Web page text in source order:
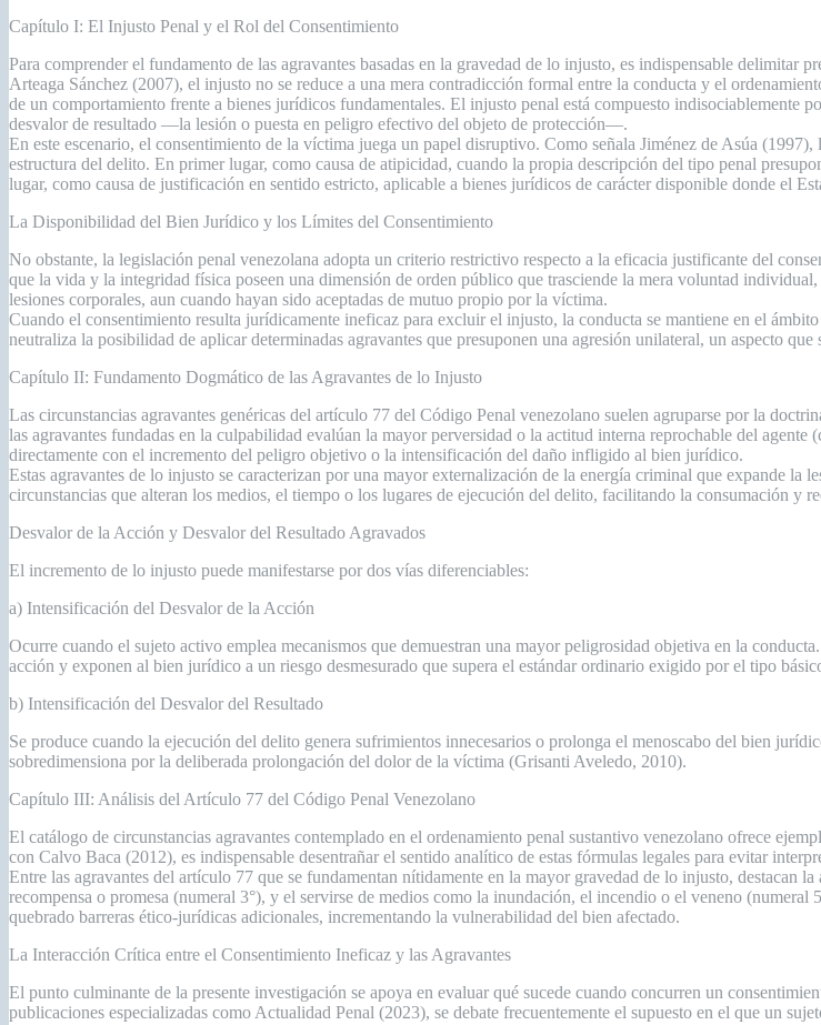
Capítulo I: El Injusto Penal y el Rol del Consentimiento
Para comprender el fundamento de las agravantes basadas en la gravedad de lo injusto, es indispensable delimitar
Arteaga Sánchez (2007), el injusto no se reduce a una mera contradicción formal entre la conducta y el
de un comportamiento frente a bienes jurídicos fundamentales. El injusto penal está compuesto
desvalor de resultado —la lesión o puesta en peligro efectivo del objeto de protección—.
En este escenario, el consentimiento de la víctima juega un papel disruptivo. Como señala Jiménez de Asúa
estructura del delito. En primer lugar, como causa de atipicidad, cuando la propia descripción del tipo penal
lugar, como causa de justificación en sentido estricto, aplicable a bienes jurídicos de carácter disponible donde el
La Disponibilidad del Bien Jurídico y los Límites del Consentimiento
No obstante, la legislación penal venezolana adopta un criterio restrictivo respecto a la eficacia justificante del
que la vida y la integridad física poseen una dimensión de orden público que trasciende la mera voluntad
lesiones corporales, aun cuando hayan sido aceptadas de mutuo propio por la víctima.
Cuando el consentimiento resulta jurídicamente ineficaz para excluir el injusto, la conducta se mantiene en el
neutraliza la posibilidad de aplicar determinadas agravantes que presuponen una agresión unilateral, un aspecto
Capítulo II: Fundamento Dogmático de las Agravantes de lo Injusto
Las circunstancias agravantes genéricas del artículo 77 del Código Penal venezolano suelen agruparse por la
las agravantes fundadas en la culpabilidad evalúan la mayor perversidad o la actitud interna reprochable del
directamente con el incremento del peligro objetivo o la intensificación del daño infligido al bien jurídico.
Estas agravantes de lo injusto se caracterizan por una mayor externalización de la energía criminal que expande
circunstancias que alteran los medios, el tiempo o los lugares de ejecución del delito, facilitando la consumación y
Desvalor de la Acción y Desvalor del Resultado Agravados
El incremento de lo injusto puede manifestarse por dos vías diferenciables:
a) Intensificación del Desvalor de la Acción
Ocurre cuando el sujeto activo emplea mecanismos que demuestran una mayor peligrosidad objetiva en la
acción y exponen al bien jurídico a un riesgo desmesurado que supera el estándar ordinario exigido por el tipo
b) Intensificación del Desvalor del Resultado
Se produce cuando la ejecución del delito genera sufrimientos innecesarios o prolonga el menoscabo del bien
sobredimensiona por la deliberada prolongación del dolor de la víctima (Grisanti Aveledo, 2010).
Capítulo III: Análisis del Artículo 77 del Código Penal Venezolano
El catálogo de circunstancias agravantes contemplado en el ordenamiento penal sustantivo venezolano ofrece
con Calvo Baca (2012), es indispensable desentrañar el sentido analítico de estas fórmulas legales para evitar
Entre las agravantes del artículo 77 que se fundamentan nítidamente en la mayor gravedad de lo injusto, destacan
recompensa o promesa (numeral 3°), y el servirse de medios como la inundación, el incendio o el veneno
quebrado barreras ético-jurídicas adicionales, incrementando la vulnerabilidad del bien afectado.
La Interacción Crítica entre el Consentimiento Ineficaz y las Agravantes
El punto culminante de la presente investigación se apoya en evaluar qué sucede cuando concurren un
publicaciones especializadas como Actualidad Penal (2023), se debate frecuentemente el supuesto en el que un